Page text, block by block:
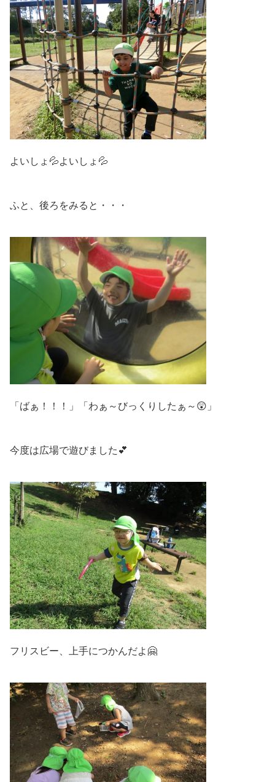
よいしょ💦よいしょ💦
ふと、後ろをみると・・・
「ばぁ！！！」「わぁ～びっくりしたぁ～😲」
今度は広場で遊びました💕
フリスビー、上手につかんだよ🤗